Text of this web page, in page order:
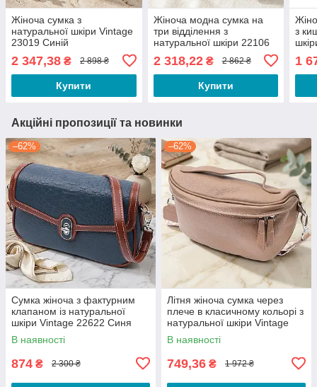
Жіноча сумка з
натуральної шкіри Vintage
23019 Синій
2 347,38 ₴ 2 898 ₴
Купити
Жіноча модна сумка на
три відділення з
натуральної шкіри 22106
2 318,22₴ 2 862 ₴
Купити
з
1
Акційні пропозиції та новинки
–62%
Сумка жіноча з фактурним
клапаном із натуральної
шкіри Vintage 22622 Синя
В наявності
874 ₴ 2 300 ₴
–62%
Літня жіноча сумка через
плече в класичному кольорі з
натуральної шкіри Vintage
22657 Бежева
В наявності
749,36 ₴ 1 972 ₴